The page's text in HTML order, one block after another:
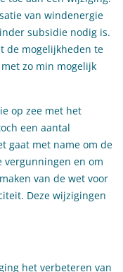
van windenergie
subsidie nodig is.
de mogelijkheden te
zo min mogelijk
op zee met het
een aantal
gaat met name om de
vergunningen en om
van de wet voor
Deze wijzigingen
het verbeteren van